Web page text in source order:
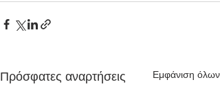
Πρόσφατες αναρτήσεις Εμφάνιση όλων